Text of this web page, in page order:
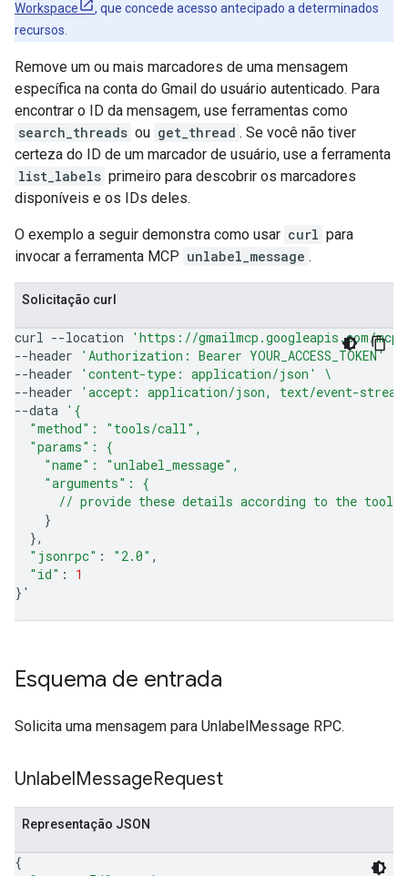
Workspace
, que concede acesso antecipado a determinados
recursos.
Remove um ou mais marcadores de uma mensagem
específica na conta do Gmail do usuário autenticado. Para
encontrar o ID da mensagem, use ferramentas como
search_threads ou get_thread . Se você não tiver
certeza do ID de um marcador de usuário, use a ferramenta
list_labels primeiro para descobrir os marcadores
disponíveis e os IDs deles.
O exemplo a seguir demonstra como usar curl para
invocar a ferramenta MCP unlabel_message .
Solicitação curl
curl --location
'https://gmailmcp.googleapis.com/
--header
'Authorization: Bearer YOUR_ACCESS_TOKEN'
--header
'content-type: application/json'
\
--header
'accept: application/json, text/event-
--data '{
  "method": "tools/call",
  "params": {
    "name": "unlabel_message",
    "arguments": {
      // provide these details according to the tool'
}
}
"jsonrpc" : "2.0"
"id" :
1
} '
Esquema de entrada
Solicita uma mensagem para UnlabelMessage RPC.
UnlabelMessageRequest
Representação JSON
{